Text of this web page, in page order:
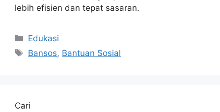
lebih efisien dan tepat sasaran.
Kategori
Edukasi
Tag
Bansos, Bantuan Sosial
Cari